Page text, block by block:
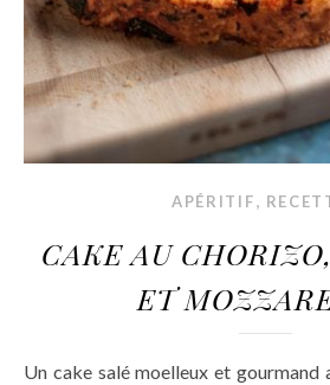
APÉRITIF,
CAKE AU
ET
Un cake salé moelleux et gourmand avec ses morceaux de